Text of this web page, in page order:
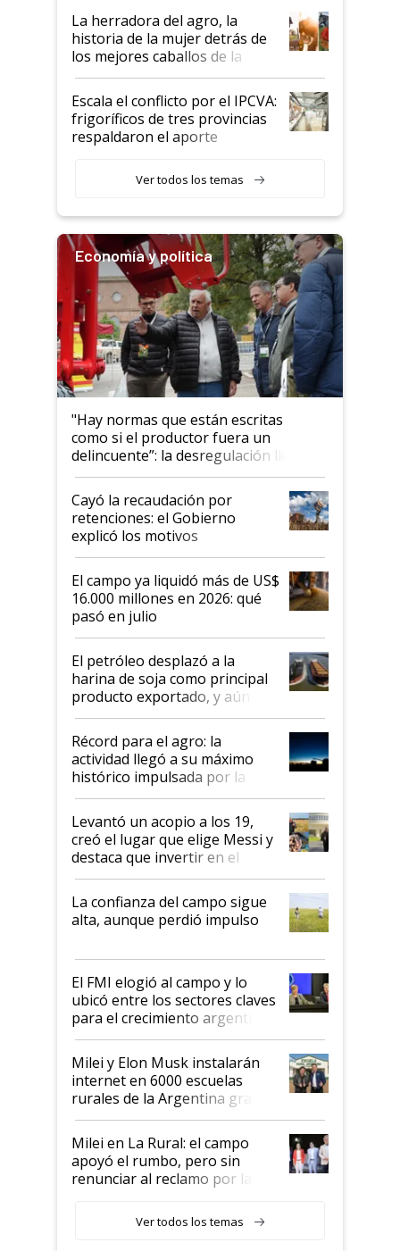
establecimientos en Argentina
La herradora del agro, la
historia de la mujer detrás de
los mejores caballos de la
Argentina y los mitos que
todavía hacen sufrir a estos
animales: "Mientras me
descalificaban, yo seguí
haciendo currículum"
Escala el conflicto por el IPCVA:
frigoríficos de tres provincias
respaldaron el aporte
Ver todos los temas
Economía y política
"Hay normas que están escritas
como si el productor fuera un
delincuente”: la desregulación llegó
al Congreso Aapresid y hasta se
habló del financiamiento al IPCVA
Cayó la recaudación por
retenciones: el Gobierno
explicó los motivos
El campo ya liquidó más de US$
16.000 millones en 2026: qué
pasó en julio
El petróleo desplazó a la
harina de soja como principal
producto exportado, y aún así
el agro aportó casi seis de cada
diez dólares y sostuvo el
liderazgo en un semestre
récord
Récord para el agro: la
actividad llegó a su máximo
histórico impulsada por la
cosecha y las exportaciones
Levantó un acopio a los 19,
creó el lugar que elige Messi y
destaca que invertir en el
kirchnerismo era como "darle
plata a un hijo para droga":
Juan Félix Rossetti, el libertario
que de una dura crisis salió
de Milei
La confianza del campo sigue
alta, aunque perdió impulso
El FMI elogió al campo y lo
ubicó entre los sectores claves
para el crecimiento argentino
Milei y Elon Musk instalarán
internet en 6000 escuelas
rurales de la Argentina gracias
a un acuerdo con Starlink
Milei en La Rural: el campo
apoyó el rumbo, pero sin
renunciar al reclamo por las
Ver todos los temas